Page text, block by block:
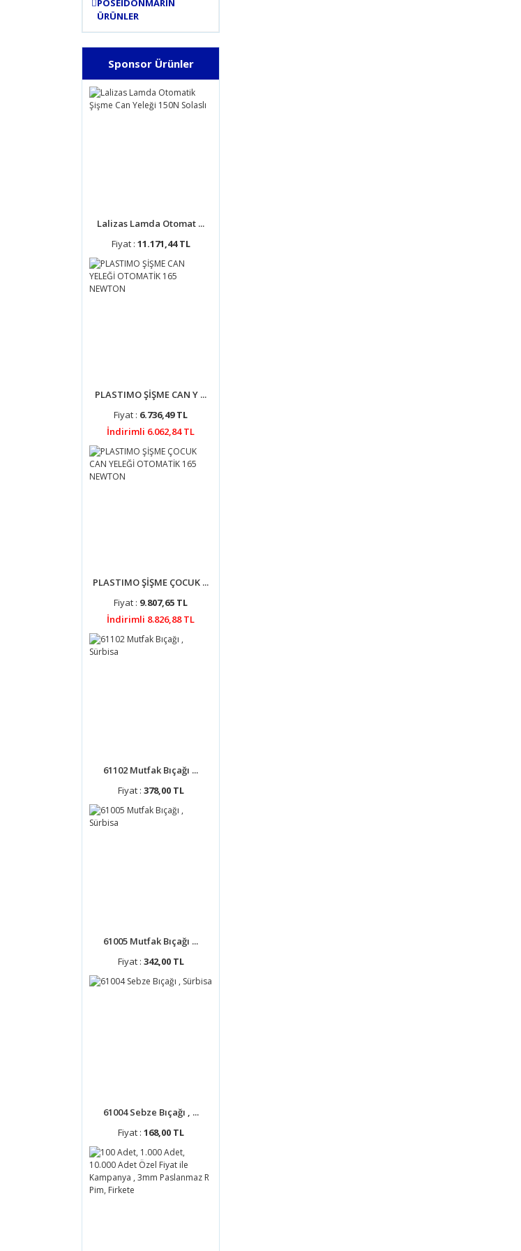
POSEIDONMARIN
ÜRÜNLER
Sponsor Ürünler
Lalizas Lamda Otomat ...
Fiyat : 11.171,44 TL
PLASTIMO ŞİŞME CAN Y ...
Fiyat : 6.736,49 TL
İndirimli 6.062,84 TL
PLASTIMO ŞİŞME ÇOCUK ...
Fiyat : 9.807,65 TL
İndirimli 8.826,88 TL
61102 Mutfak Bıçağı ...
Fiyat : 378,00 TL
61005 Mutfak Bıçağı ...
Fiyat : 342,00 TL
61004 Sebze Bıçağı , ...
Fiyat : 168,00 TL